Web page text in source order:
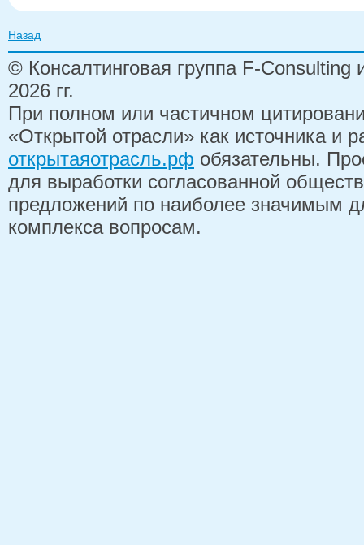
Назад
© Консалтинговая группа F-
2026 гг.
При полном или частичном
«Открытой отрасли» как источника и
открытаяотрасль.рф обязательны.
для выработки согласованной
предложений по наиболее значимым
комплекса вопросам.